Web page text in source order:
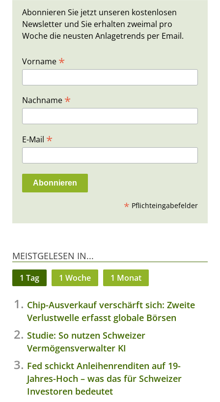
Abonnieren Sie jetzt unseren kostenlosen
Newsletter und Sie erhalten zweimal pro
Woche die neusten Anlagetrends per Email.
Vorname *
Nachname *
E-Mail *
* Pflichteingabefelder
MEISTGELESEN IN...
1 Tag 1 Woche 1 Monat
Chip-Ausverkauf verschärft sich: Zweite
Verlustwelle erfasst globale Börsen
Studie: So nutzen Schweizer
Vermögensverwalter KI
Fed schickt Anleihenrenditen auf 19-
Jahres-Hoch – was das für Schweizer
Investoren bedeutet